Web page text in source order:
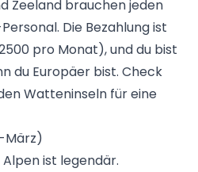
Zeeland brauchen jeden
Die Bezahlung ist
pro Monat), und du bist
du Europäer bist. Check
Watteninseln für eine
März)
ist legendär.